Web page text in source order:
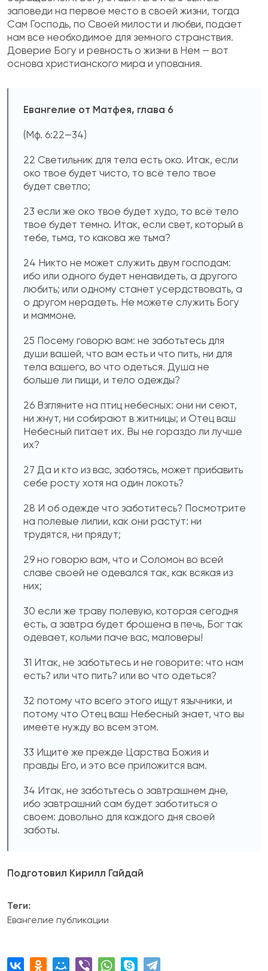
заповеди на первое место в своей жизни, тогда
Сам Господь, по Своей милости и любви, подает
нам все необходимое для земного странствия.
Доверие Богу и ревность о жизни в Нем — вот
основа христианского мира и упования.
Евангелие от Матфея, глава 6
(Мф. 6:22—34)
22 Светильник для тела есть око. Итак, если
око твое будет чисто, то всё тело твое
будет светло;
23 если же око твое будет худо, то всё тело
твое будет темно. Итак, если свет, который в
тебе, тьма, то какова же тьма?
24 Никто не может служить двум господам:
ибо или одного будет ненавидеть, а другого
любить; или одному станет усердствовать, а
о другом нерадеть. Не можете служить Богу
и маммоне.
25 Посему говорю вам: не заботьтесь для
души вашей, что вам есть и что пить, ни для
тела вашего, во что одеться. Душа не
больше ли пищи, и тело одежды?
26 Взгляните на птиц небесных: они ни сеют,
ни жнут, ни собирают в житницы; и Отец ваш
Небесный питает их. Вы не гораздо ли лучше
их?
27 Да и кто из вас, заботясь, может прибавить
себе росту хотя на один локоть?
28 И об одежде что заботитесь? Посмотрите
на полевые лилии, как они растут: ни
трудятся, ни прядут;
29 но говорю вам, что и Соломон во всей
славе своей не одевался так, как всякая из
них;
30 если же траву полевую, которая сегодня
есть, а завтра будет брошена в печь, Бог так
одевает, кольми паче вас, маловеры!
31 Итак, не заботьтесь и не говорите: что нам
есть? или что пить? или во что одеться?
32 потому что всего этого ищут язычники, и
потому что Отец ваш Небесный знает, что вы
имеете нужду во всем этом.
33 Ищите же прежде Царства Божия и
правды Его, и это все приложится вам.
34 Итак, не заботьтесь о завтрашнем дне,
ибо завтрашний сам будет заботиться о
своем: довольно для каждого дня своей
заботы.
Подготовил Кирилл Гайдай
Теги:
Евангелие публикации